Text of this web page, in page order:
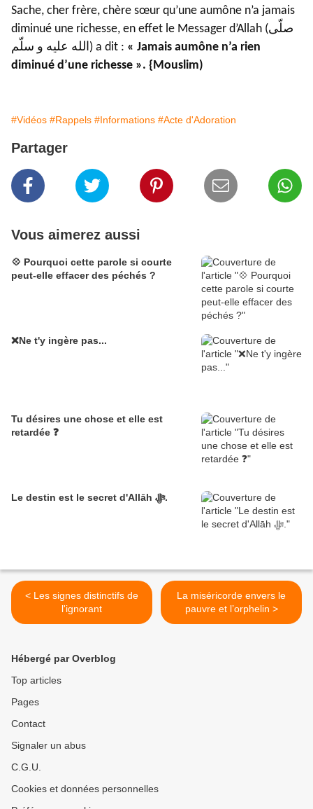
Sache, cher frère, chère sœur qu’une aumône n’a jamais
diminué une richesse, en effet le Messager d’Allah (صلّى
الله عليه و سلّم) a dit : « Jamais aumône n’a rien
diminué d’une richesse ». {Mouslim)
#Vidéos #Rappels #Informations #Acte d'Adoration
Partager
Vous aimerez aussi
💠 Pourquoi cette parole si courte
peut-elle effacer des péchés ?
❌Ne t'y ingère pas...
Tu désires une chose et elle est
retardée ❓
Le destin est le secret d'Allāh ﷻ.
< Les signes distinctifs de
l'ignorant
La miséricorde envers le
pauvre et l’orphelin >
Hébergé par Overblog
Top articles
Pages
Contact
Signaler un abus
C.G.U.
Cookies et données personnelles